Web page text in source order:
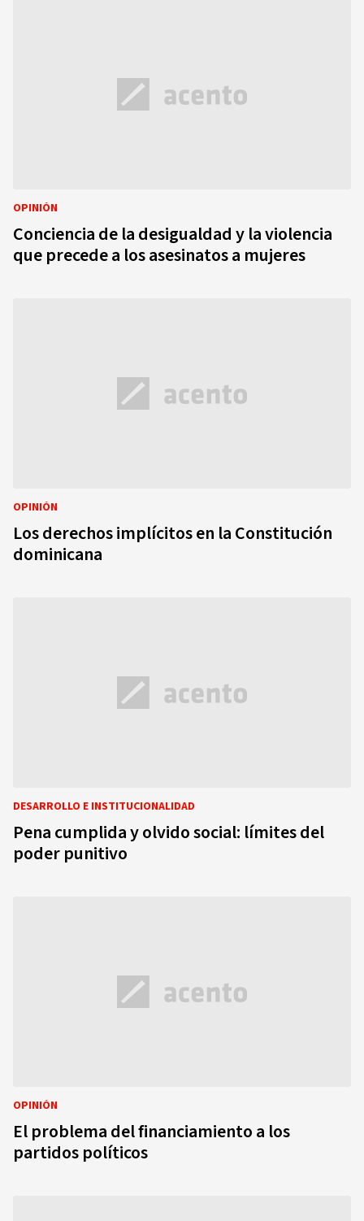
OPINIÓN
Conciencia de la desigualdad y la violencia
que precede a los asesinatos a mujeres
OPINIÓN
Los derechos implícitos en la Constitución
dominicana
DESARROLLO E INSTITUCIONALIDAD
Pena cumplida y olvido social: límites del
poder punitivo
OPINIÓN
El problema del financiamiento a los
partidos políticos